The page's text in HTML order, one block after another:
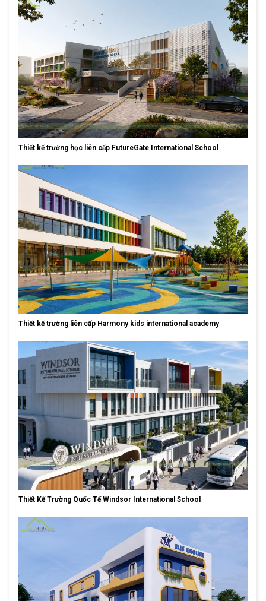
Thiết kế trường học liên cấp FutureGate International School
Thiết kế trường liên cấp Harmony kids international academy
Thiết Kế Trường Quốc Tế Windsor International School